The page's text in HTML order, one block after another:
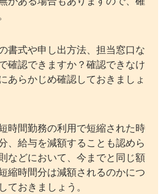
書式や申し出方法、担当窓口な
確認できますか？確認できなけ
あらかじめ確認しておきましょ
時間勤務の利用で短縮された時
、給与を減額することも認めら
などにおいて、今までと同じ額
縮時間分は減額されるのかにつ
ておきましょう。